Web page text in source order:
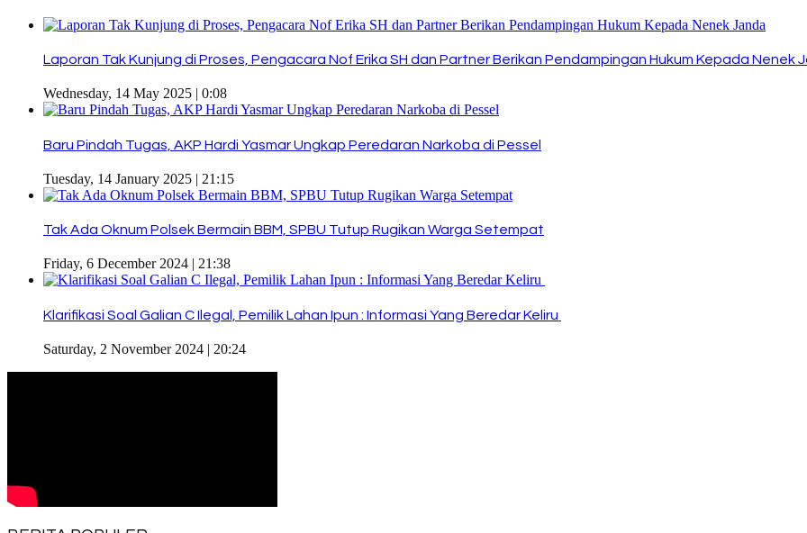
Laporan Tak Kunjung di Proses, Pengacara Nof Erika SH dan Partner Berikan Pendampingan Hukum Kepada Nenek
Wednesday, 14 May 2025 | 0:08
Baru Pindah Tugas, AKP Hardi Yasmar Ungkap Peredaran Narkoba di Pessel
Tuesday, 14 January 2025 | 21:15
Tak Ada Oknum Polsek Bermain BBM, SPBU Tutup Rugikan Warga Setempat
Friday, 6 December 2024 | 21:38
Klarifikasi Soal Galian C Ilegal, Pemilik Lahan Ipun : Informasi Yang Beredar Keliru
Saturday, 2 November 2024 | 20:24